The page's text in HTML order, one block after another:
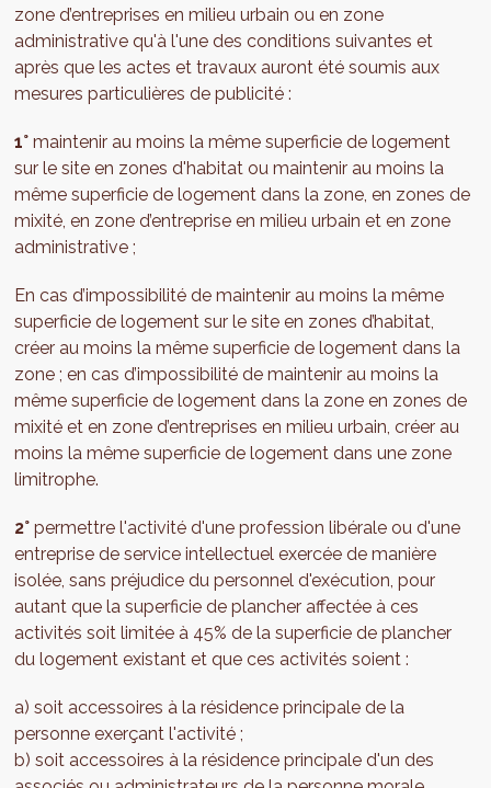
zone d’entreprises en milieu urbain ou en zone
administrative qu'à l'une des conditions suivantes et
après que les actes et travaux auront été soumis aux
mesures particulières de publicité :
1°maintenir au moins la même superficie de logement
sur le site en zones d'habitat ou maintenir au moins la
même superficie de logement dans la zone, en zones de
mixité, en zone d’entreprise en milieu urbain et en zone
administrative ;
En cas d’impossibilité de maintenir au moins la même
superficie de logement sur le site en zones d’habitat,
créer au moins la même superficie de logement dans la
zone ; en cas d’impossibilité de maintenir au moins la
même superficie de logement dans la zone en zones de
mixité et en zone d’entreprises en milieu urbain, créer au
moins la même superficie de logement dans une zone
limitrophe.
2°permettre l'activité d'une profession libérale ou d'une
entreprise de service intellectuel exercée de manière
isolée, sans préjudice du personnel d'exécution, pour
autant que la superficie de plancher affectée à ces
activités soit limitée à 45% de la superficie de plancher
du logement existant et que ces activités soient :
a) soit accessoires à la résidence principale de la
personne exerçant l'activité ;
b) soit accessoires à la résidence principale d'un des